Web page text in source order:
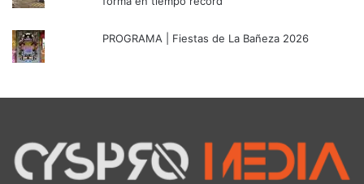
PROGRAMA | Fiestas de La Bañeza 2026